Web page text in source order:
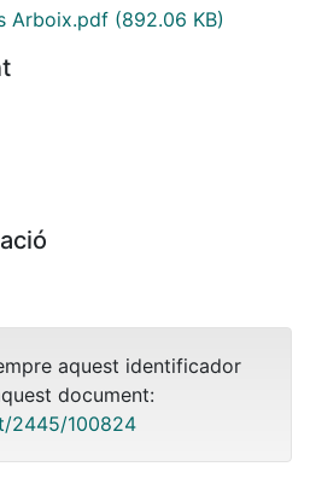
Arboix.pdf (892.06 KB)
aquest identificador
document:
2445/100824